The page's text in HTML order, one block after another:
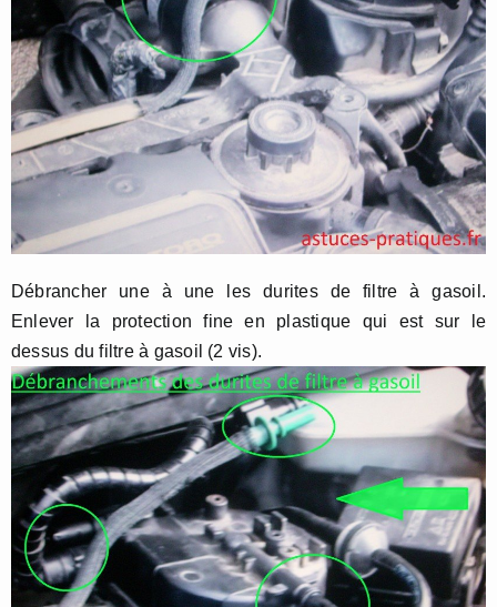
Débrancher une à une les durites de filtre à gasoil.
Enlever la protection fine en plastique qui est sur le
dessus du filtre à gasoil (2 vis).